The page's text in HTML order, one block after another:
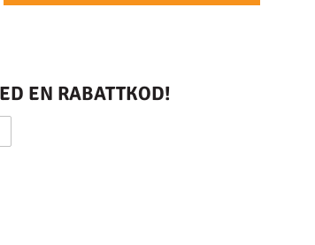
EN RABATTKOD!